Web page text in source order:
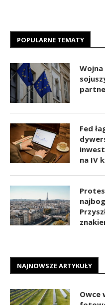
POPULARNE TEMATY
Fed
na IV
NAJNOWSZE ARTYKUŁY
Owce